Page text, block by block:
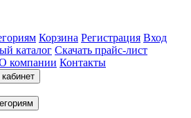
Корзина Регистрация Вход
каталог Скачать прайс-лист
компании Контакты